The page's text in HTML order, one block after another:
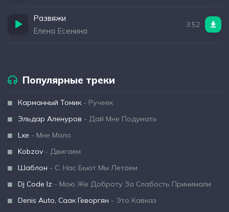
Развяжи
Елена Есенина
3:52
Популярные треки
Карманный Томик - Ручеек
Эльдар Аленуров - Дай Мне Подумать
Lxe - Мне Мало
Kobzov - Двигаем
Шаблон - С. Нас Бьют Мы Летаем
Dj Code Iz - Мою Же Доброту За Слабость Принимали
Denis Auto, Саак Геворгян - Это Кавказ